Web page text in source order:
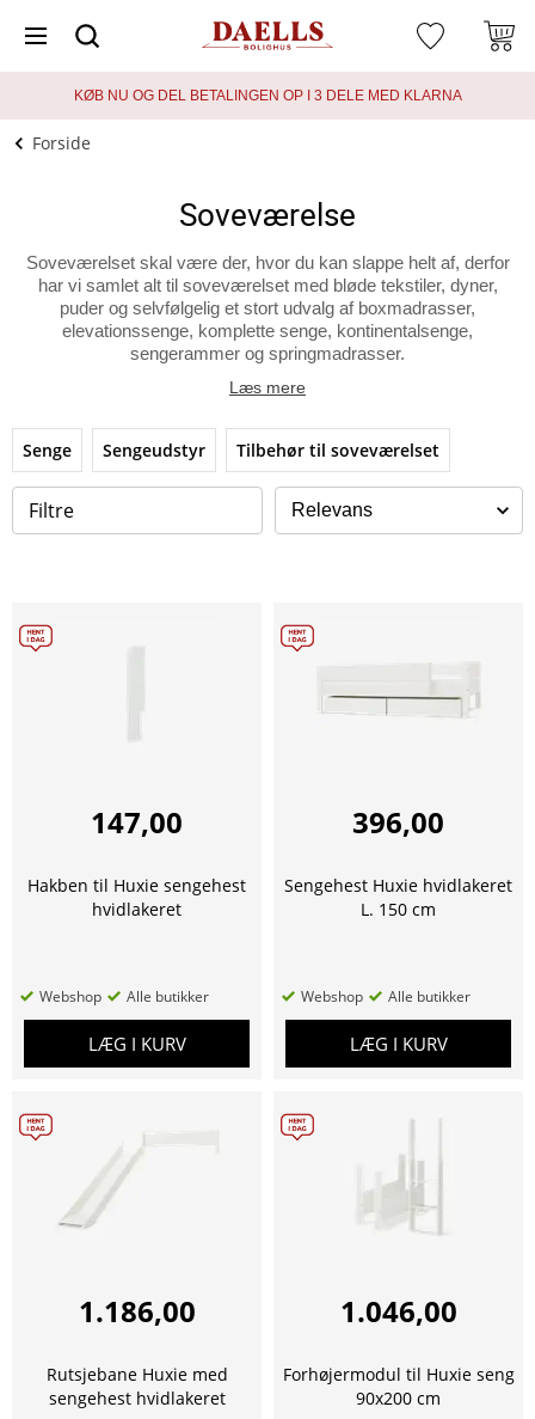
KØB NU OG DEL BETALINGEN OP I 3 DELE MED KLARNA
Forside
Soveværelse
Soveværelset skal være der, hvor du kan slappe helt af, derfor
har vi samlet alt til soveværelset med bløde tekstiler, dyner,
puder og selvfølgelig et stort udvalg af boxmadrasser,
elevationssenge, komplette senge, kontinentalsenge,
sengerammer og springmadrasser.
Læs mere
Senge Sengeudstyr Tilbehør til soveværelset
Filtre
147,00
Hakben til Huxie sengehest
hvidlakeret
Webshop Alle butikker
LÆG I KURV
396,00
Sengehest Huxie hvidlakeret
L. 150 cm
Webshop Alle butikker
LÆG I KURV
1.186,00
Rutsjebane Huxie med
sengehest hvidlakeret
1.046,00
Forhøjermodul til Huxie seng
90x200 cm